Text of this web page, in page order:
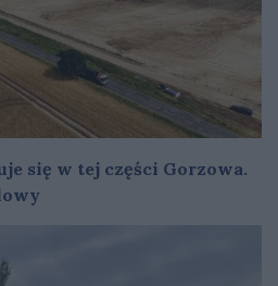
się w tej części Gorzowa.